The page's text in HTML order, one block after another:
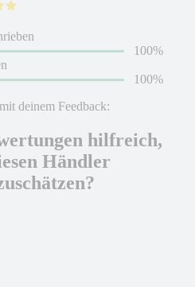
100%
100%
deinem Feedback:
hilfreich,
Händler